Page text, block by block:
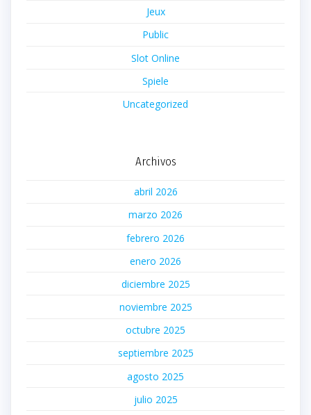
Jeux
Public
Slot Online
Spiele
Uncategorized
Archivos
abril 2026
marzo 2026
febrero 2026
enero 2026
diciembre 2025
noviembre 2025
octubre 2025
septiembre 2025
agosto 2025
julio 2025